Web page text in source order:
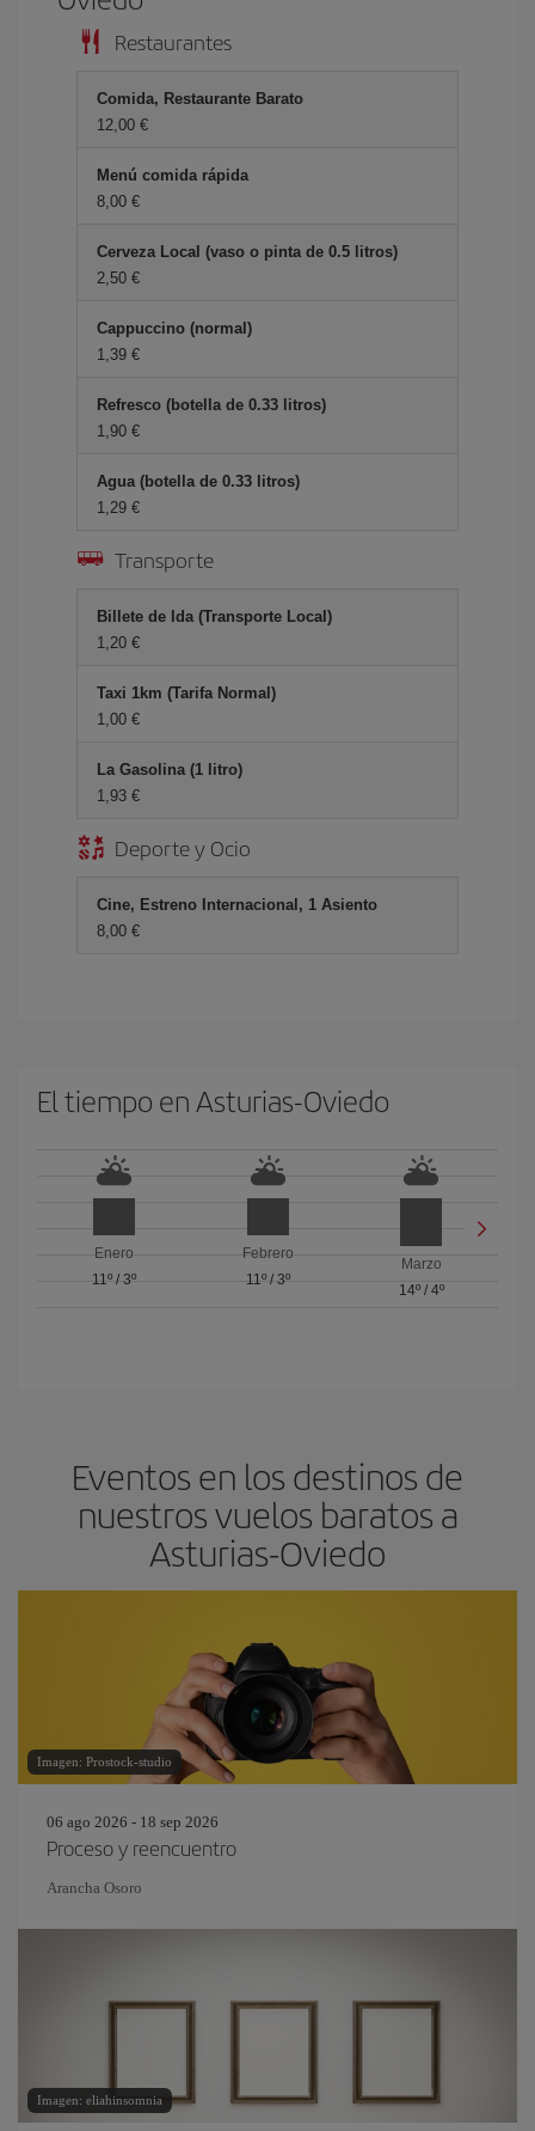
Restaurantes
Comida, Restaurante Barato
12,00 €
Menú comida rápida
8,00 €
Cerveza Local (vaso o pinta de 0.5 litros)
2,50 €
Cappuccino (normal)
1,39 €
Refresco (botella de 0.33 litros)
1,90 €
Agua (botella de 0.33 litros)
1,29 €
Transporte
Billete de Ida (Transporte Local)
1,20 €
Taxi 1km (Tarifa Normal)
1,00 €
La Gasolina (1 litro)
1,93 €
Deporte y Ocio
Cine, Estreno Internacional, 1 Asiento
8,00 €
El tiempo en Asturias-Oviedo
Enero
11º/ 3º
Febrero
11º/ 3º
Marzo
14º/ 4º
Eventos en los destinos de
nuestros vuelos baratos a
Asturias-Oviedo
Imagen: Prostock-studio
06 ago 2026 - 18 sep 2026
Proceso y reencuentro
Arancha Osoro
Imagen: eliahinsomnia